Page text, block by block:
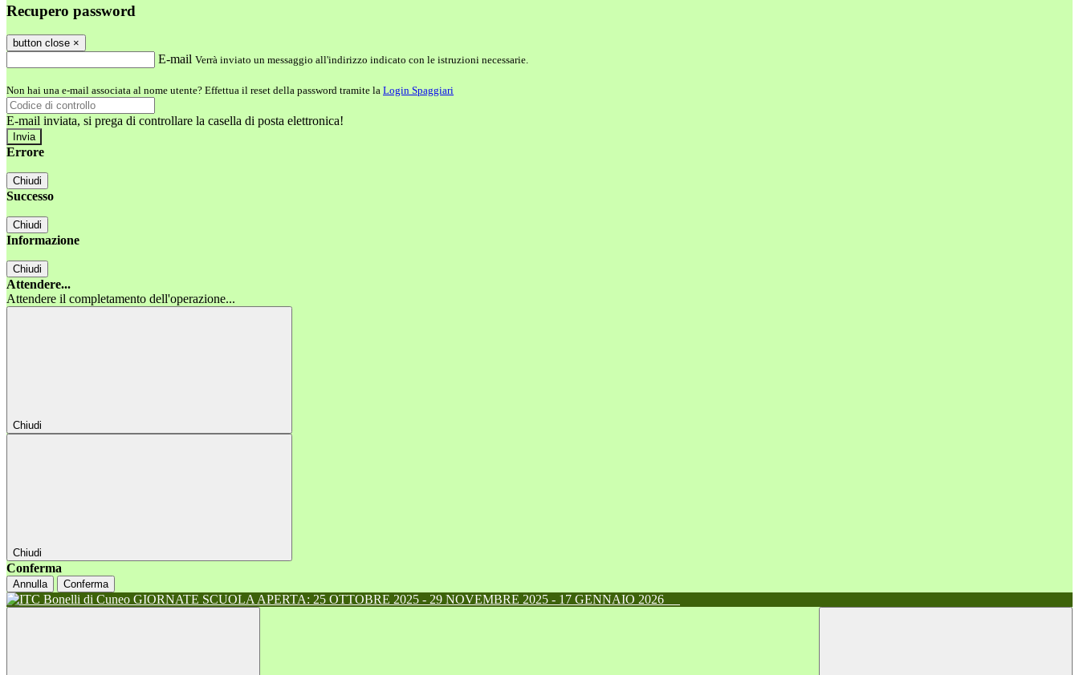
Recupero password
button close ×
E-mail Verrà inviato un messaggio all'indirizzo indicato con le istruzioni necessarie.
Non hai una e-mail associata al nome utente? Effettua il reset della password tramite la Login Spaggiari
E-mail inviata, si prega di controllare la casella di posta elettronica!
Errore
Chiudi
Successo
Chiudi
Informazione
Chiudi
Attendere...
Attendere il completamento dell'operazione...
Chiudi
Chiudi
Conferma
Annulla Conferma
GIORNATE SCUOLA APERTA: 25 OTTOBRE 2025 - 29 NOVEMBRE 2025 - 17 GENNAIO 2026